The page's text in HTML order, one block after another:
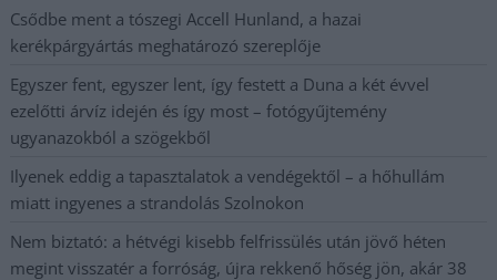
Csődbe ment a tószegi Accell Hunland, a hazai
kerékpárgyártás meghatározó szereplője
Egyszer fent, egyszer lent, így festett a Duna a két évvel
ezelőtti árvíz idején és így most – fotógyűjtemény
ugyanazokból a szögekből
Ilyenek eddig a tapasztalatok a vendégektől – a hőhullám
miatt ingyenes a strandolás Szolnokon
Nem biztató: a hétvégi kisebb felfrissülés után jövő héten
megint visszatér a forróság, újra rekkenő hőség jön, akár 38